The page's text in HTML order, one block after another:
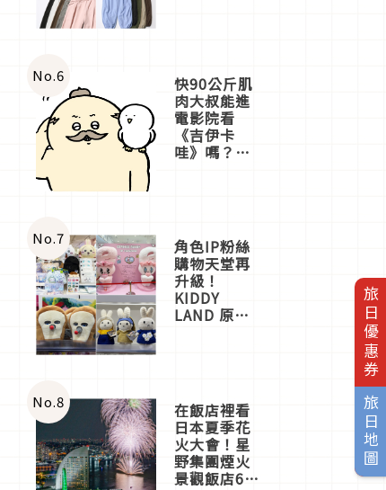
旅日優惠券
旅日地圖
No.6 快90公斤肌
肉大叔能進
電影院看
《吉伊卡
哇》嗎？日
一同給出了
答案
No.7 角色IP粉絲
購物天堂再
升級！
KIDDY
LAND 原宿
店3分即達
No.8 在飯店裡看
日本夏季花
火大會！星
野集團煙火
景觀飯店6